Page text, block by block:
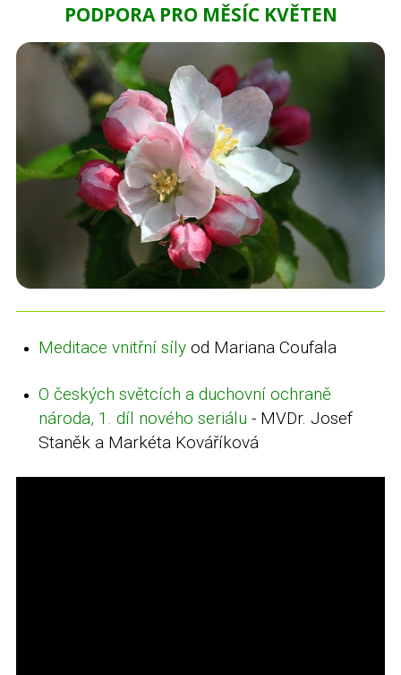
PODPORA PRO MĚSÍC KVĚTEN
Meditace vnitřní sílyod Mariana Coufala
O českých světcích a duchovní ochraně
národa, 1. díl nového seriálu - MVDr. Josef
Staněk a Markéta Kováříková